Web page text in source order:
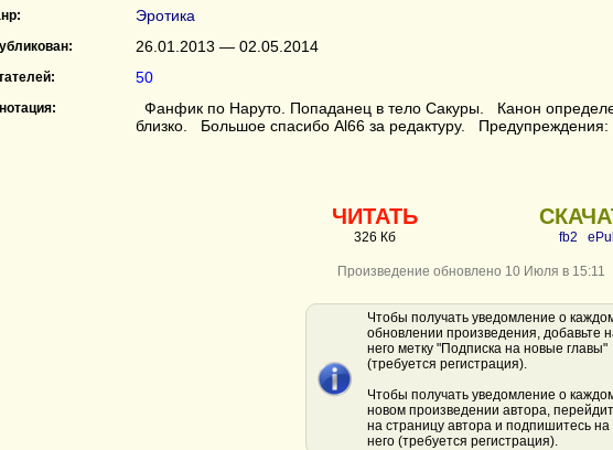
Эротика
26.01.2013 — 02.05.2014
50
Фанфик по Наруто. Попаданец в тело Сакуры. Канон
близко. Большое спасибо Al66 за редактуру. Предупреждения:
ЧИТАТЬ
326 Кб fb2
Произведение обновлено 10 Июля в 15:11
Чтобы получать уведомление о
обновлении произведения, добавьте
него метку "Подписка на новые главы"
(требуется регистрация).
Чтобы получать уведомление о
новом произведении автора,
на страницу автора и подпишитесь на
него (требуется регистрация).